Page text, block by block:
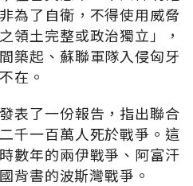
為了自衛，不得使用威脅
領土完整或政治獨立」，
築起、蘇聯軍隊入侵匈牙
在。
表了一份報告，指出聯合
千一百萬人死於戰爭。這
數年的兩伊戰爭、阿富汗
背書的波斯灣戰爭。